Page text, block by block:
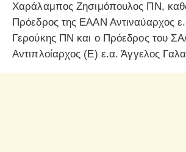
Χαράλαμπος Ζησιμόπουλος ΠΝ,
Πρόεδρος της ΕΑΑΝ Αντιναύαρχος
Γερούκης ΠΝ και ο Πρόεδρος του
Αντιπλοίαρχος (Ε) ε.α. Άγγελος